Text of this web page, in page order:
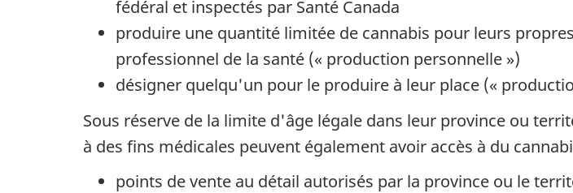
fédéral et inspectés par Santé Canada
produire une quantité limitée de cannabis pour leurs
professionnel de la santé (« production personnelle »)
désigner quelqu'un pour le produire à leur place («
Sous réserve de la limite d'âge légale dans leur province ou
à des fins médicales peuvent également avoir accès à du
points de vente au détail autorisés par la province ou le